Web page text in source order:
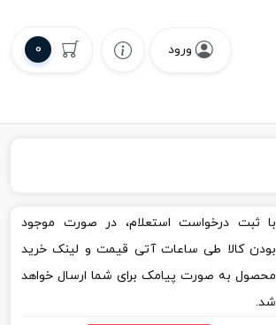
ورود 0
با ثبت درخواست استعلام، در صورت موجود
بودن کالا طی ساعات آتی قیمت و لینک خرید
محصول به صورت پیامک برای شما ارسال خواهد
شد.